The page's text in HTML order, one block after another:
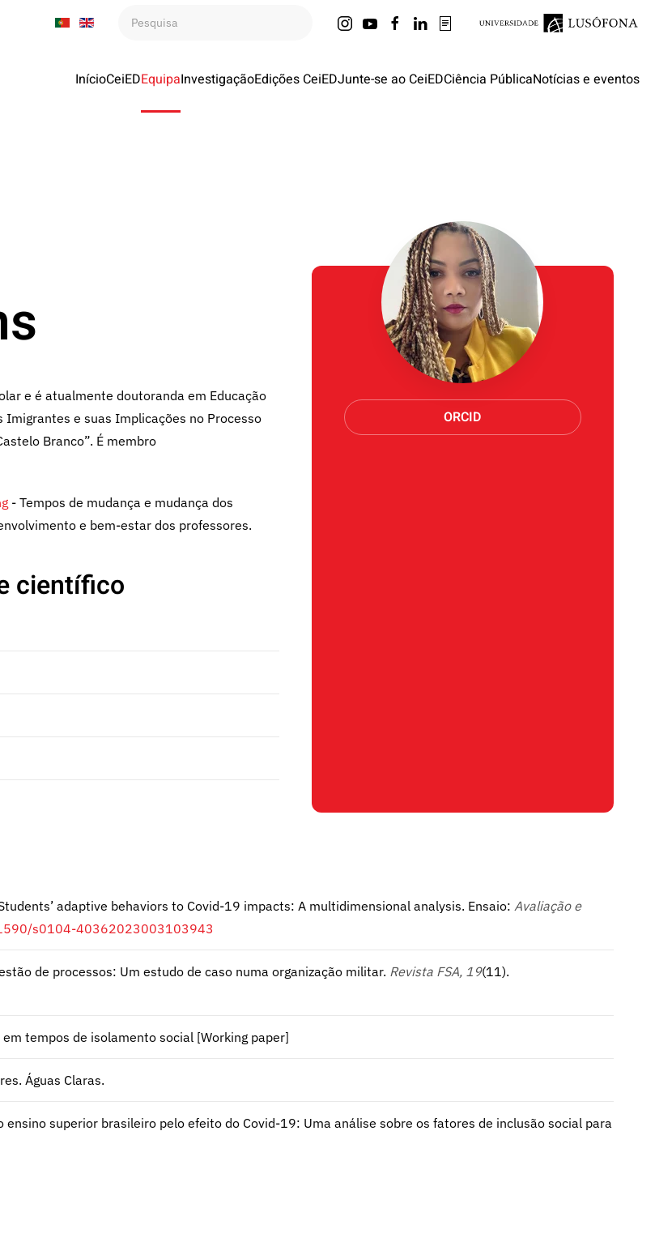
InícioCeiEDEquipaInvestigaçãoEdições CeiEDJunte-se ao CeiEDCiência PúblicaNotícias e eventos
ORCID
e é atualmente doutoranda em Educação
e suas Implicações no Processo
Branco”. É membro
- Tempos de mudança e mudança dos
e bem-estar dos professores.
científico
adaptive behaviors to Covid-19 impacts: A multidimensional analysis. Ensaio: Avaliação e
s0104-40362023003103943
de processos: Um estudo de caso numa organização militar. Revista FSA, 19(11).
tempos de isolamento social [Working paper]
Águas Claras.
superior brasileiro pelo efeito do Covid-19: Uma análise sobre os fatores de inclusão social para